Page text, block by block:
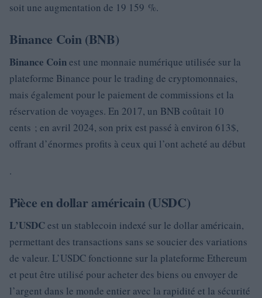
soit une augmentation de 19 159 %.
Binance Coin (BNB)
Binance Coinest une monnaie numérique utilisée sur la
plateforme Binance pour le trading de cryptomonnaies,
mais également pour le paiement de commissions et la
réservation de voyages. En 2017, un BNB coûtait 10
cents ; en avril 2024, son prix est passé à environ 613$,
offrant d’énormes profits à ceux qui l’ont acheté au début
.
Pièce en dollar américain (USDC)
L’USDC est un stablecoin indexé sur le dollar américain,
permettant des transactions sans se soucier des variations
de valeur. L’USDC fonctionne sur la plateforme Ethereum
et peut être utilisé pour acheter des biens ou envoyer de
l’argent dans le monde entier avec la rapidité et la sécurité